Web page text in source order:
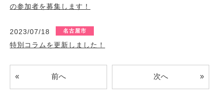
の参加者を募集します！
2023/07/18 名古屋市
特別コラムを更新しました！
« »